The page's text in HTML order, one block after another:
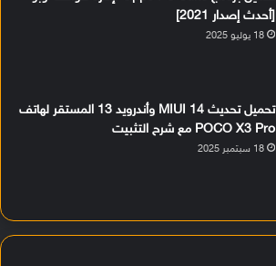
[أحدث إصدار 2021]
18 يوليو 2025
تحميل تحديث MIUI 14 وأندرويد 13 المستقر لهاتف
POCO X3 Pro مع شرح التثبيت
18 سبتمبر 2025